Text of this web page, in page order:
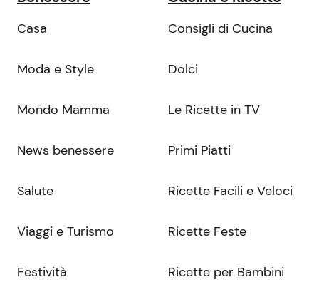
Casa
Moda e Style
Mondo Mamma
News benessere
Salute
Viaggi e Turismo
Festività
Consigli di Cucina
Dolci
Le Ricette in TV
Primi Piatti
Ricette Facili e Veloci
Ricette Feste
Ricette per Bambini